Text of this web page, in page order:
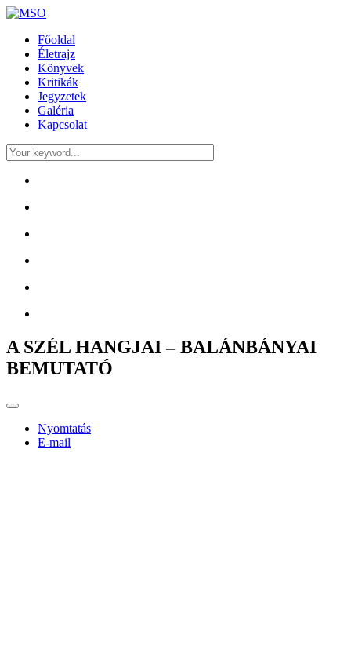
Főoldal
Életrajz
Könyvek
Kritikák
Jegyzetek
Galéria
Kapcsolat
A SZÉL HANGJAI – BALÁNBÁNYAI
BEMUTATÓ
Nyomtatás
E-mail